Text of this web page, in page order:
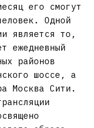
его смогут
Одной
является то,
ежедневный
районов
шоссе, а
Москва Сити.